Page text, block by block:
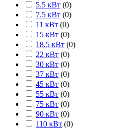
5.5 кВт (0)
7.5 кВт (0)
11 кВт (0)
15 кВт (0)
18.5 кВт (0)
22 кВт (0)
30 кВт (0)
37 кВт (0)
45 кВт (0)
55 кВт (0)
75 кВт (0)
90 кВт (0)
110 кВт (0)